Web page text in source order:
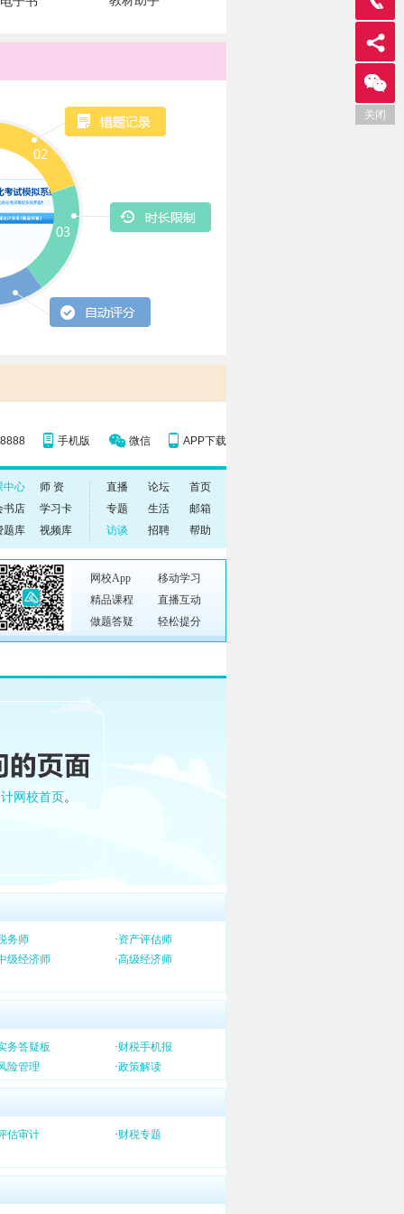
网校App
移动学习
精品课程
直播互动
做题答疑
轻松提分
网校首页。
务师 ·资产评估师
级经济师
·高级经济师
务答疑板 ·财税手机报
险管理
·政策解读
估审计 ·财税专题
关闭